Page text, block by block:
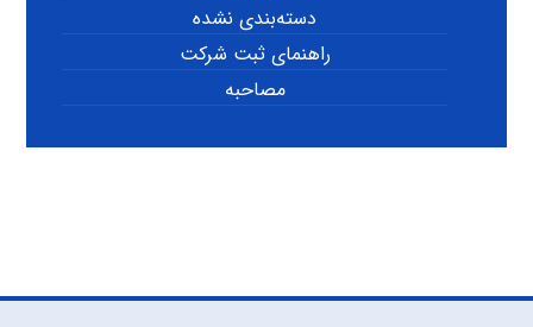
دسته‌بندی نشده
راهنمای ثبت شرکت
مصاحبه